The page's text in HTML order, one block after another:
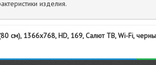
изделия.
см), 1366x768, HD, 169, Салют ТВ, Wi-Fi,